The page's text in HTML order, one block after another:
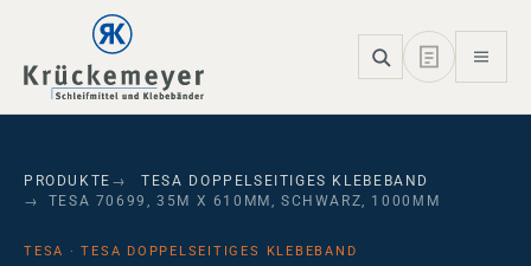
Skip to main navigation
Skip to main content
Skip to page footer
PRODUKTE
TESA DOPPELSEITIGES KLEBEBAND
TESA 70699, 35M X 610MM, SCHWARZ, 1000ΜM
TESA · TESA DOPPELSEITIGES KLEBEBAND